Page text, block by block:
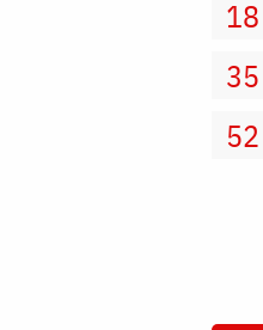
18
35
52